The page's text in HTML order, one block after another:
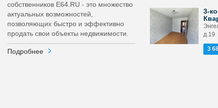
собственников E64.RU - это множество
актуальных возможностей,
позволяющих быстро и эффективно
продать свои объекты недвижимости.
Подробнее
3-
д.19
3